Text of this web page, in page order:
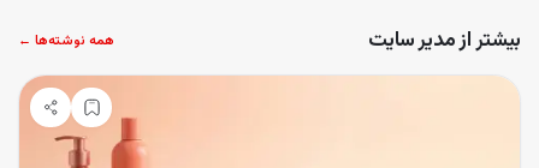
بیشتر از مدیر سایت همه نوشته‌ها ←